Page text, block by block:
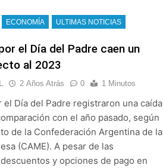
ECONOMÍA ULTIMAS NOTICIAS
el Día del Padre caen un
al 2023
2 Años Atrás 0 1 Minutos
el Día del Padre registraron una caída
con el año pasado, según
de la Confederación Argentina de la
(CAME). A pesar de las
y opciones de pago en